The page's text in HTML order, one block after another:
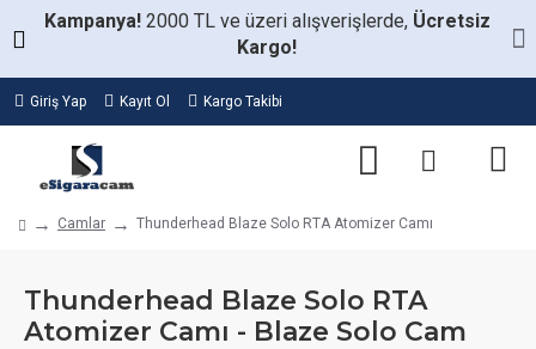
Kampanya! 2000 TL ve üzeri alışverişlerde, Ücretsiz
Kargo!
Giriş Yap Kayıt Ol Kargo Takibi
Camlar Thunderhead Blaze Solo RTA Atomizer Camı
Thunderhead Blaze Solo RTA
Atomizer Camı - Blaze Solo Cam